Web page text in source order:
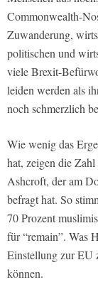
Commonwealth-
Zuwanderung,
politischen und
viele Brexit-
leiden werden als
noch schmerzlich
Wie wenig das
hat, zeigen die
Ashcroft, der am
befragt hat. So
70 Prozent
für “remain”. Was
Einstellung zur EU
können.